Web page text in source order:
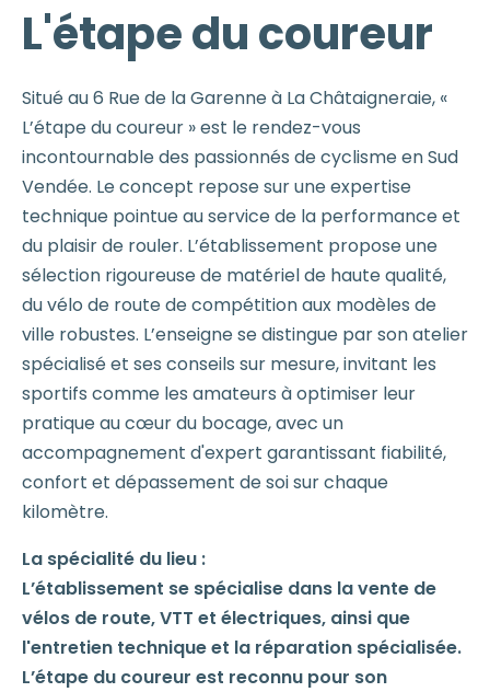
L'étape du coureur
Situé au 6 Rue de la Garenne à La Châtaigneraie, «
L’étape du coureur » est le rendez-vous
incontournable des passionnés de cyclisme en Sud
Vendée. Le concept repose sur une expertise
technique pointue au service de la performance et
du plaisir de rouler. L’établissement propose une
sélection rigoureuse de matériel de haute qualité,
du vélo de route de compétition aux modèles de
ville robustes. L’enseigne se distingue par son atelier
spécialisé et ses conseils sur mesure, invitant les
sportifs comme les amateurs à optimiser leur
pratique au cœur du bocage, avec un
accompagnement d'expert garantissant fiabilité,
confort et dépassement de soi sur chaque
kilomètre.
La spécialité du lieu :
L’établissement se spécialise dans la vente de
vélos de route, VTT et électriques, ainsi que
l'entretien technique et la réparation spécialisée.
L’étape du coureur est reconnu pour son